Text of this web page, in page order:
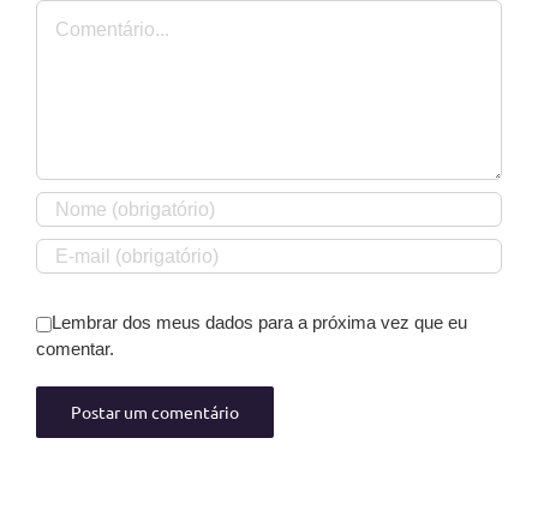
Comentário
Lembrar dos meus dados para a próxima vez que eu
comentar.